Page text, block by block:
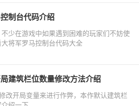
制台代码介绍
少在游戏中如果遇到困难的玩家们不妨使
将军罗马控制台代码大全
建筑栏位数量修改方法介绍
改开局变量来进行作弊，本作默认建筑栏